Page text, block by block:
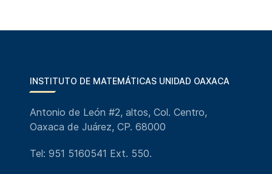
INSTITUTO DE MATEMÁTICAS UNIDAD OAXACA
Antonio de León #2, altos, Col. Centro,
Oaxaca de Juárez, CP. 68000
Tel: 951 5160541 Ext. 550.